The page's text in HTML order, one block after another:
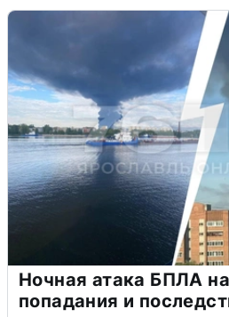
Ночная атака БПЛА
попадания и